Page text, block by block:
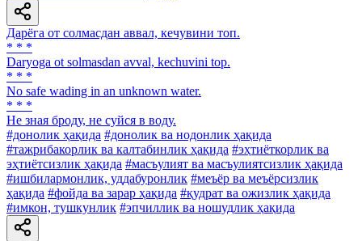
Дарёга от солмасдан аввал, кечувини топ.
* * *
Daryoga ot solmasdan avval, kechuvini top.
* * *
No safe wading in an unknown water.
* * *
He зная броду, не суйся в воду.
#донолик ҳақида #донолик ва нодонлик ҳақида
#тажрибакорлик ва калтабинлик ҳақида #эҳтиёткорлик ва
эҳтиётсизлик ҳақида #масъулият ва масъулиятсизлик ҳақида
#ишбилармонлик, уддабуронлик #меъёр ва меъёрсизлик
ҳақида #фойда ва зарар ҳақида #қудрат ва ожизлик ҳақида
#имкон, тушкунлик #эпчиллик ва ношудлик ҳақида